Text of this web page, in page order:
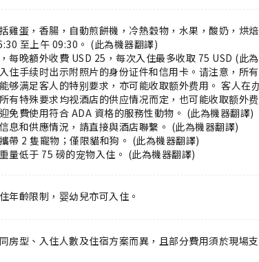
雞蛋，香腸，自動煎餅機，冷熱穀物，水果，酸奶，烘
至上午 09:30。 (此為機器翻譯)
每晚額外收費 USD 25，每次入住最多收取 75 USD (此
住手续时出示附照片的身份证件和信用卡。请注意，所
够满足客人的特别要求，亦可能收取额外费用。 客人在
有特殊要求均视酒店的供应情况而定，也可能收取额外费
免費使用符合 ADA 資格的服務性動物。 (此為機器翻譯)
息和供應情況，請直接與酒店聯繫。 (此為機器翻譯)
帶 2 隻寵物；僅限貓和狗。 (此為機器翻譯)
量低于 75 磅的宠物入住。 (此為機器翻譯)
年齡限制，婴幼兒亦可入住。
房型、入住人數及住宿方案而異，且部分費用須於現場